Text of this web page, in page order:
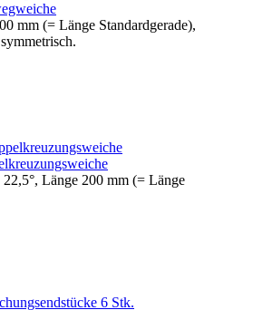
mm (= Länge Standardgerade),
Länge 200 mm (= Länge